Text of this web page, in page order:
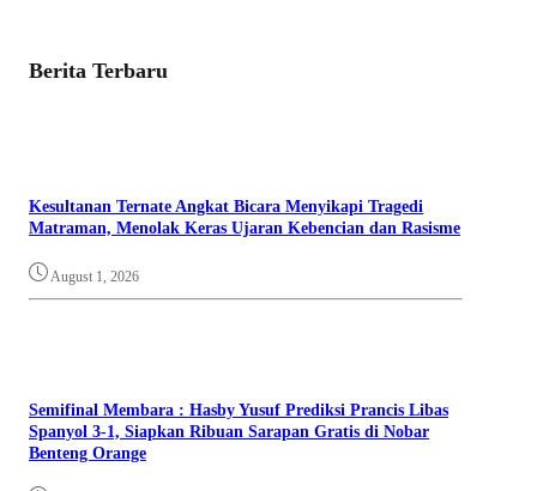
Berita Terbaru
Kesultanan Ternate Angkat Bicara Menyikapi Tragedi
Matraman, Menolak Keras Ujaran Kebencian dan Rasisme
August 1, 2026
Semifinal Membara : Hasby Yusuf Prediksi Prancis Libas
Spanyol 3-1, Siapkan Ribuan Sarapan Gratis di Nobar
Benteng Orange